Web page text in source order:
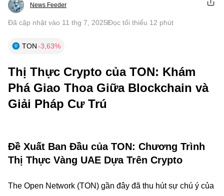
News Feeder
Đã cập nhật vào 11 thg 7, 2025Đọc tối thiểu 12 phút
TON-3,63%
Thị Thực Crypto của TON: Khám
Phá Giao Thoa Giữa Blockchain và
Giải Pháp Cư Trú
Đề Xuất Ban Đầu của TON: Chương Trình
Thị Thực Vàng UAE Dựa Trên Crypto
The Open Network (TON) gần đây đã thu hút sự chú ý của